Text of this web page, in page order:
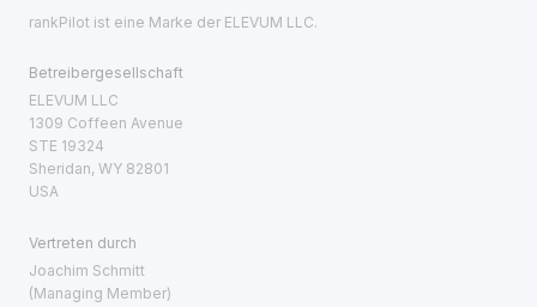
rankPilot ist eine Marke der ELEVUM LLC.
Betreibergesellschaft
ELEVUM LLC
1309 Coffeen Avenue
STE 19324
Sheridan, WY 82801
USA
Vertreten durch
Joachim Schmitt
(Managing Member)